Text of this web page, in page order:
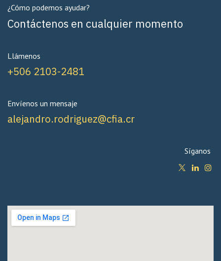
¿Cómo podemos ayudar?
Contáctenos en cualquier momento
Llámenos
+506 2103-2481
Envíenos un mensaje
alejandro.rodriguez@cfia.cr
Síganos